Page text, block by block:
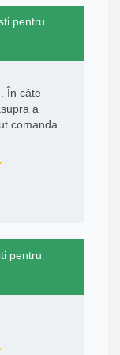
pentru
În câte
a
comanda
pentru